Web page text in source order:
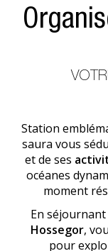
Station
saura vous
et de ses
océanes
moment
En
Hossegor,
pour